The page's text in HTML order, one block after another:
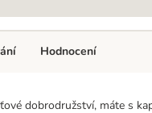
dobrodružství, máte s
Hodnocení